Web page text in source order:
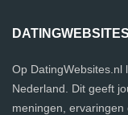
Op DatingWebsites.nl
Nederland. Dit geeft
meningen,